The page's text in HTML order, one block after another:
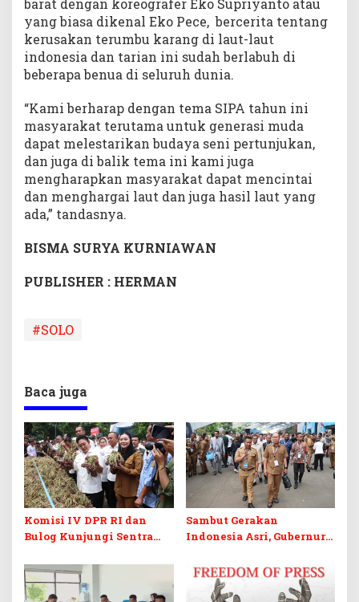
barat dengan koreografer Eko Supriyanto atau
yang biasa dikenal Eko Pece, bercerita tentang
kerusakan terumbu karang di laut-laut
indonesia dan tarian ini sudah berlabuh di
beberapa benua di seluruh dunia.
“Kami berharap dengan tema SIPA tahun ini
masyarakat terutama untuk generasi muda
dapat melestarikan budaya seni pertunjukan,
dan juga di balik tema ini kami juga
mengharapkan masyarakat dapat mencintai
dan menghargai laut dan juga hasil laut yang
ada,” tandasnya.
BISMA SURYA KURNIAWAN
PUBLISHER : HERMAN
#SOLO
Baca juga
Komisi IV DPR RI dan
Bulog Kunjungi Sentra
Dorong Peluang Ekspor
Sambut Gerakan
Indonesia Asri, Gubernur
Penertiban Baliho dan
Kabel Semrawut